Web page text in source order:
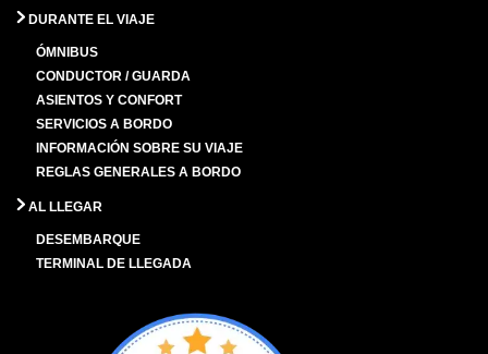
DURANTE EL VIAJE
ÓMNIBUS
CONDUCTOR / GUARDA
ASIENTOS Y CONFORT
SERVICIOS A BORDO
INFORMACIÓN SOBRE SU VIAJE
REGLAS GENERALES A BORDO
AL LLEGAR
DESEMBARQUE
TERMINAL DE LLEGADA